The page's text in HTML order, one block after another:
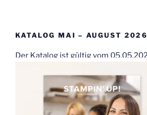
KATALOG MAI – AUGUST 2026
Der Katalog ist gültig vom